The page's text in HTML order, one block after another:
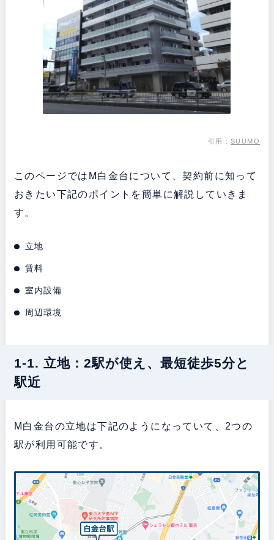
引用：SUUMO
このページではM白金台について、契約前に知って
おきたい下記のポイントを簡単に解説していきま
す。
立地
賃料
室内設備
周辺環境
1-1. 立地：2駅が使え、最短徒歩5分と
駅近
M白金台の立地は下記のようになっていて、2つの
駅が利用可能です。